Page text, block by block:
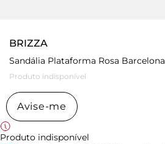
BRIZZA
Sandália Plataforma Rosa Barcelona
Produto indisponível
Avise-me
Produto indisponível